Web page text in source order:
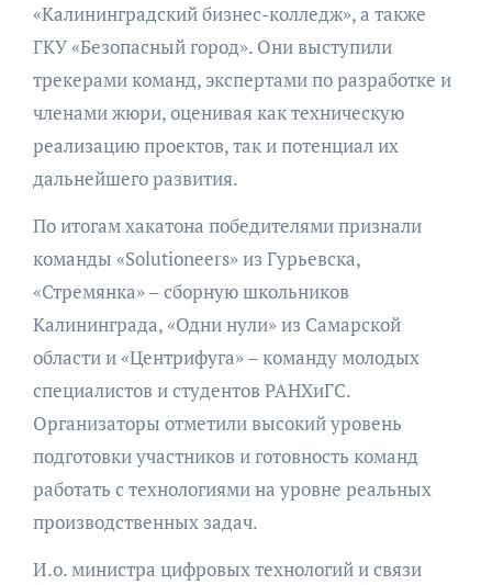
«Калининградский бизнес-колледж», а также
ГКУ «Безопасный город». Они выступили
трекерами команд, экспертами по разработке и
членами жюри, оценивая как техническую
реализацию проектов, так и потенциал их
дальнейшего развития.
По итогам хакатона победителями признали
команды «Solutioneers» из Гурьевска,
«Стремянка» – сборную школьников
Калининграда, «Одни нули» из Самарской
области и «Центрифуга» – команду молодых
специалистов и студентов РАНХиГС.
Организаторы отметили высокий уровень
подготовки участников и готовность команд
работать с технологиями на уровне реальных
производственных задач.
И.о. министра цифровых технологий и связи